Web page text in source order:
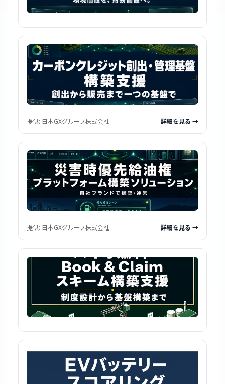
提供: 日本GXグループ株式会社 詳細を見る →
提供: 日本GXグループ株式会社 詳細を見る →